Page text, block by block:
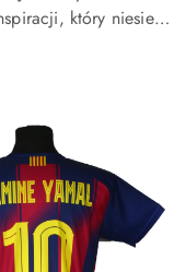
który niesie